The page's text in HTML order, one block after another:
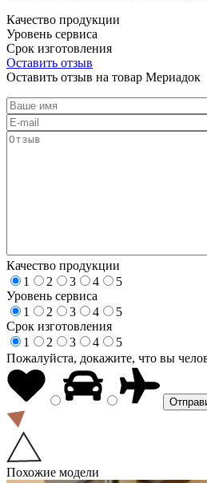
Качество продукции
Уровень сервиса
Срок изготовления
Оставить отзыв
Оставить отзыв на товар Мериадок
Качество продукции
1
2 3 4
5
Уровень сервиса
1
2 3 4
5
Срок изготовления
1
2 3 4
5
Пожалуйста, докажите, что вы
Похожие модели